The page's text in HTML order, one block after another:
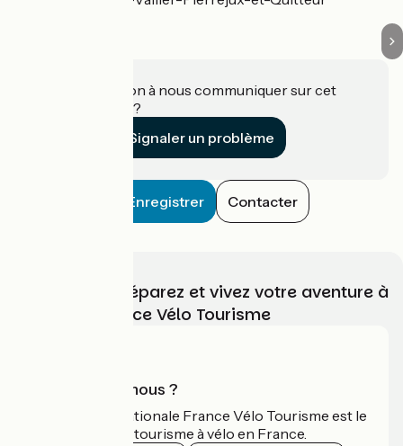
Une information à nous communiquer sur cet
établissement ?
Signaler un problème
Enregistrer Contacter
Choisissez, préparez et vivez votre aventure à
vélo avec France Vélo Tourisme
Qui sommes-nous ?
L'association nationale France Vélo Tourisme est le
guide officiel du tourisme à vélo en France.